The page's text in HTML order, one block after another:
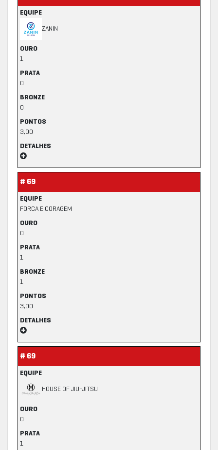
EQUIPE
ZANIN
OURO
1
PRATA
0
BRONZE
0
PONTOS
3,00
DETALHES
# 69
EQUIPE
FORCA E CORAGEM
OURO
0
PRATA
1
BRONZE
1
PONTOS
3,00
DETALHES
# 69
EQUIPE
HOUSE OF JIU-JITSU
OURO
0
PRATA
1